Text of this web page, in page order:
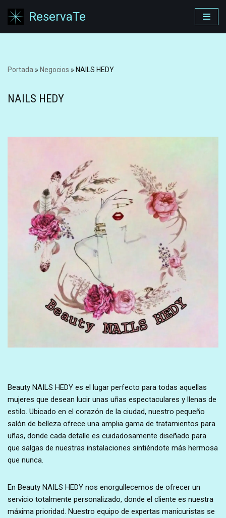
Saltar
ReservaTe
Portada » Negocios » NAILS HEDY
NAILS HEDY
Beauty NAILS HEDY es el lugar perfecto para todas aquellas
mujeres que desean lucir unas uñas espectaculares y llenas de
estilo. Ubicado en el corazón de la ciudad, nuestro pequeño
salón de belleza ofrece una amplia gama de tratamientos para
uñas, donde cada detalle es cuidadosamente diseñado para
que salgas de nuestras instalaciones sintiéndote más hermosa
que nunca.
En Beauty NAILS HEDY nos enorgullecemos de ofrecer un
servicio totalmente personalizado, donde el cliente es nuestra
máxima prioridad. Nuestro equipo de expertas manicuristas se